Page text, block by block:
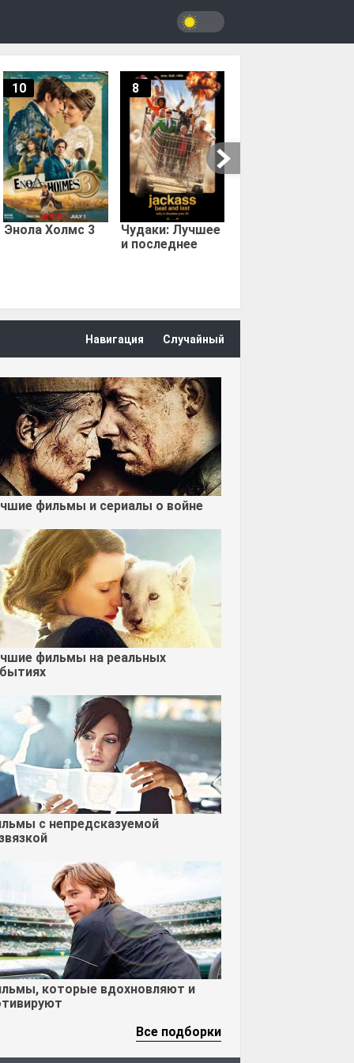
Энола Холмс 3
10
Чудаки: Лучшее
и последнее
8
Навигация Случайный
фильмы и сериалы о войне
фильмы на реальных
с непредсказуемой
которые вдохновляют и
Все подборки